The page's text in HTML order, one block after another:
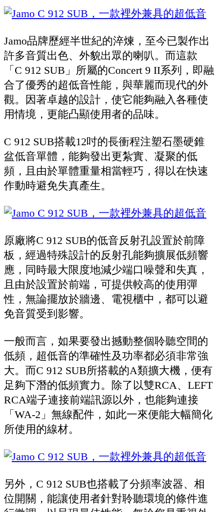
Jamo品牌歷經半世紀的淬煉，至今已製作出
許多音質出色、外貌出眾的喇叭。而這款
「C 912 SUB」所屬的Concert 9 II系列，即融
合了優秀的超低音性能，與華麗而現代的外
觀。因著卓越的設計，使它能夠融入各種使
用情境，更能凸顯使用者的品味。
C 912 SUB搭載12吋的長衝程注塑石墨硬錐
盆低音單體，能夠發出更紮實、凝聚的低
頻，且由於單體重量相當輕巧，得以在快速
作動時避免失真產生。
原廠將C 912 SUB的低音反射孔設置於前障
板，經過特殊設計的反射孔能夠擴展低頻響
應，同時最大限度地減少端口噪聲和失真，
且由於設置於前端，可提供較高的使用彈
性，無論擺放於牆邊、電視櫃中，都可以避
免音質受到影響。
一般而言，如果要發出撼動整個聆聽空間的
低頻，超低音的準確性及功率都必須非常強
大。而C 912 SUB所搭載的A類擴大機，便有
足夠下潛的低頻實力。除了以雙RCA、LEFT
RCA端子連接前端訊源以外，也能夠連接
「WA-2」無線配件，如此一來便能大幅簡化
所使用的線材。
另外，C 912 SUB也搭載了分頻率波器、相
位開關，能讓使用者針對聆聽環境的條件進